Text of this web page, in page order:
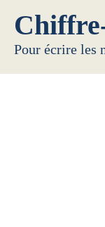
Pour écrire les